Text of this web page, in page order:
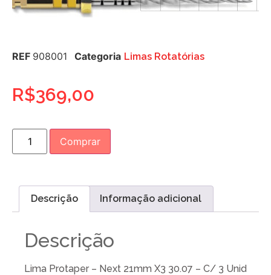
REF 908001 Categoria Limas Rotatórias
R$369,00
Comprar
Descrição Informação adicional
Descrição
Lima Protaper – Next 21mm X3 30.07 – C/ 3 Unid